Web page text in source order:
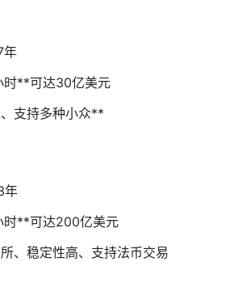
年
时**可达30亿美元
支持多种小众**
年
时**可达200亿美元
、稳定性高、支持法币交易